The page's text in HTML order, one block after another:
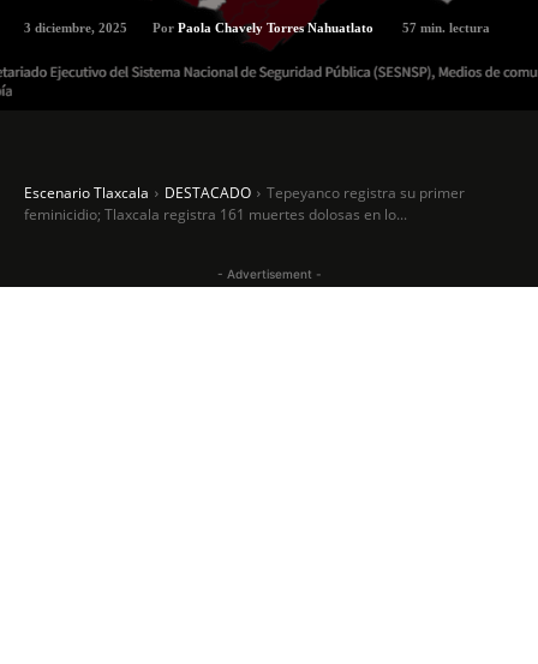
3 diciembre, 2025 Por Paola Chavely Torres Nahuatlato 57 min. lectura
Escenario Tlaxcala DESTACADO
Tepeyanco registra su primer
feminicidio; Tlaxcala registra 161 muertes dolosas en lo...
- Advertisement -